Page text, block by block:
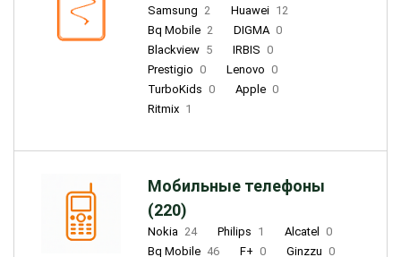
Samsung 2 Huawei 12
Bq Mobile 2 DIGMA 0
Blackview 5 IRBIS 0
Prestigio 0 Lenovo 0
TurboKids 0 Apple 0
Ritmix 1
Мобильные телефоны
(220)
Nokia 24 Philips 1 Alcatel
0
Bq Mobile 46 F+ 0 Ginzzu 0